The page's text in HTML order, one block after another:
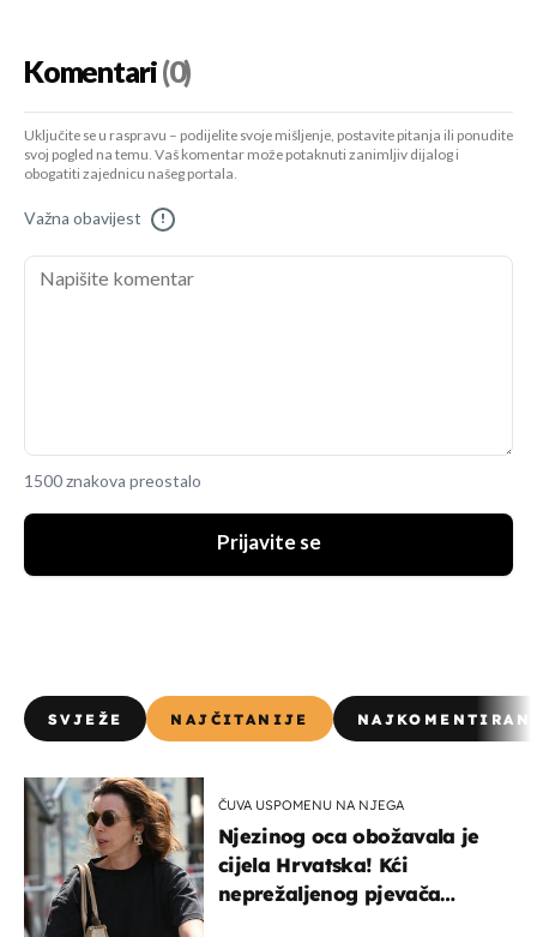
Komentari(0)
Uključite se u raspravu – podijelite svoje mišljenje, postavite pitanja ili ponudite
svoj pogled na temu. Vaš komentar može potaknuti zanimljiv dijalog i
obogatiti zajednicu našeg portala.
Važna obavijest !
1500 znakova preostalo
Prijavite se
SVJEŽE NAJČITANIJE
ČUVA USPOMENU NA NJEGA
Njezinog oca obožavala je
cijela Hrvatska! Kći
neprežaljenog pjevača